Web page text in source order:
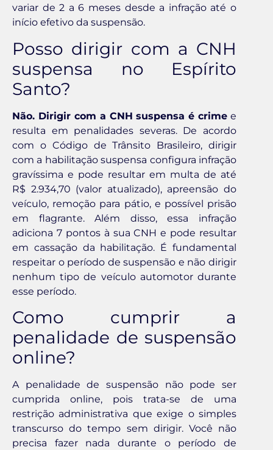
variar de 2 a 6 meses desde a infração até o
início efetivo da suspensão.
Posso dirigir com a CNH
suspensa no Espírito
Santo?
Não. Dirigir com a CNH suspensa é crime e
resulta em penalidades severas. De acordo
com o Código de Trânsito Brasileiro, dirigir
com a habilitação suspensa configura infração
gravíssima e pode resultar em multa de até
R$ 2.934,70 (valor atualizado), apreensão do
veículo, remoção para pátio, e possível prisão
em flagrante. Além disso, essa infração
adiciona 7 pontos à sua CNH e pode resultar
em cassação da habilitação. É fundamental
respeitar o período de suspensão e não dirigir
nenhum tipo de veículo automotor durante
esse período.
Como cumprir a
penalidade de suspensão
online?
A penalidade de suspensão não pode ser
cumprida online, pois trata-se de uma
restrição administrativa que exige o simples
transcurso do tempo sem dirigir. Você não
precisa fazer nada durante o período de